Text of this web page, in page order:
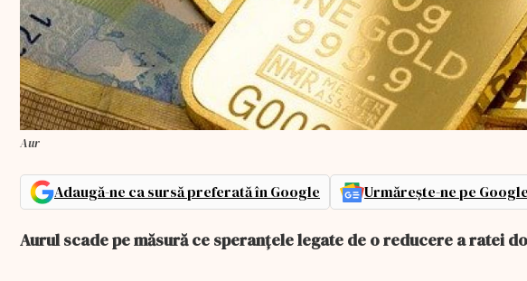
Aur
Adaugă-ne ca sursă preferată în Google Urmărește-ne pe
Aurul scade pe măsură ce speranțele legate de o reducere a ratei